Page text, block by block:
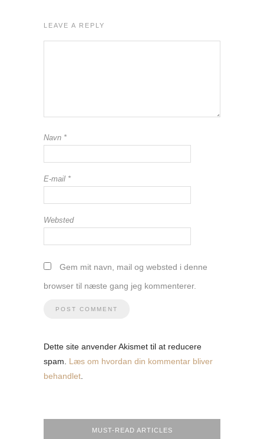
LEAVE A REPLY
Navn *
E-mail *
Websted
Gem mit navn, mail og websted i denne
browser til næste gang jeg kommenterer.
Dette site anvender Akismet til at reducere
spam. Læs om hvordan din kommentar bliver
behandlet
MUST-READ ARTICLES